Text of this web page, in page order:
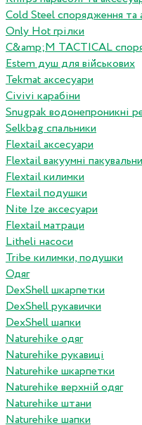
Cold Steel спорядження та
Only Hot грілки
C&amp;M TACTICAL
Estem душ для військових
Tekmat аксесуари
Сivivi карабіни
Snugpak водонепроникні
Selkbag спальники
Flextail аксесуари
Flextail вакуумні
Flextail килимки
Flextail подушки
Nite Ize аксесуари
Flextail матраци
Litheli насоси
Tribe килимки, подушки
Одяг
DexShell шкарпетки
DexShell рукавички
DexShell шапки
Naturehike одяг
Naturehike рукавиці
Naturehike шкарпетки
Naturehike верхній одяг
Naturehike штани
Naturehike шапки